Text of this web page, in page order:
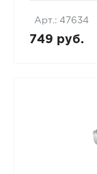
Арт.: 47634
749 руб.